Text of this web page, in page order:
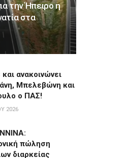
την Ήπειρο η
στα
ανακοινώνει
Μπελεβώνη και
ο ΠΑΣ!
2026
πώληση
διαρκείας